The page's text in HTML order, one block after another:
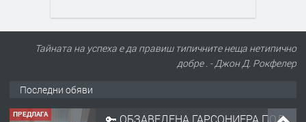
Тайната на успеха е да правиш типичните неща нетипично
добре . - Джон Д. Рокфелер
Последни обяви
ПРЕДЛАГА
🔑 ОБЗАВЕДЕНА ГАРСОНИЕРА ПОД